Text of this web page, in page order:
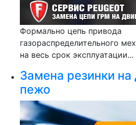
Формально цепь привода
газораспределительного
на весь срок эксплуатации...
Замена резинки на
пежо